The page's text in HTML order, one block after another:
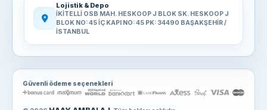
Lojistik & Depo
İKİTELLİ OSB MAH. HESKOOP J BLOK SK. HESKOOP J
BLOK NO: 45 İÇ KAPI NO: 45 PK: 34490 BAŞAKŞEHİR /
İSTANBUL
Güvenli ödeme seçenekleri